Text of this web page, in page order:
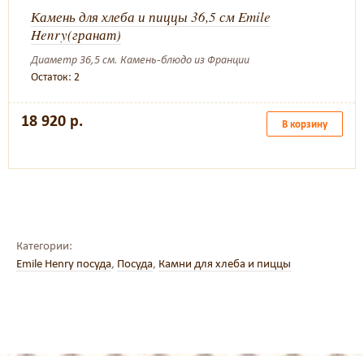
Камень для хлеба и пиццы 36,5 см Emile
Henry(гранат)
Диаметр 36,5 см. Камень-блюдо из Франции
Остаток: 2
18 920 р. В корзину
Категории:
Emile Henry посуда, Посуда, Камни для хлеба и пиццы